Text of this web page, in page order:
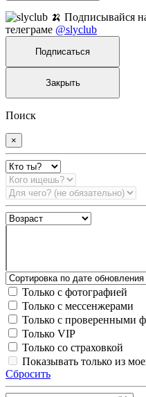
🍌 Подписывайся
телеграме @slyclub
Подписаться
Закрыть
Поиск
×
Только с фотографией
Только с мессенжерами
Только с проверенными
Только VIP
Только со страховкой
Показывать только из
Сбросить